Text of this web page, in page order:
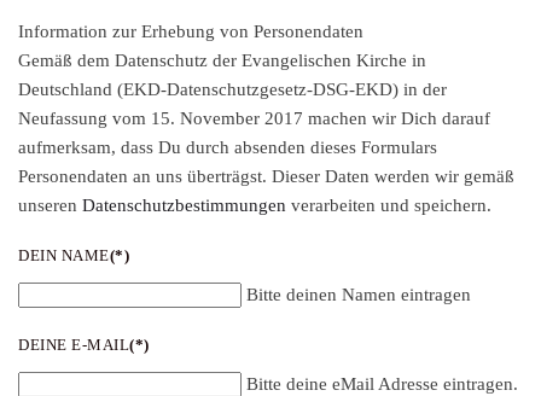
Information zur Erhebung von Personendaten
Gemäß dem Datenschutz der Evangelischen Kirche in
Deutschland (EKD-Datenschutzgesetz-DSG-EKD) in der
Neufassung vom 15. November 2017 machen wir Dich darauf
aufmerksam, dass Du durch absenden dieses Formulars
Personendaten an uns überträgst. Dieser Daten werden wir gemäß
unseren Datenschutzbestimmungen verarbeiten und speichern.
DEIN NAME(*)
Bitte deinen Namen eintragen
DEINE E-MAIL(*)
Bitte deine eMail Adresse eintragen.